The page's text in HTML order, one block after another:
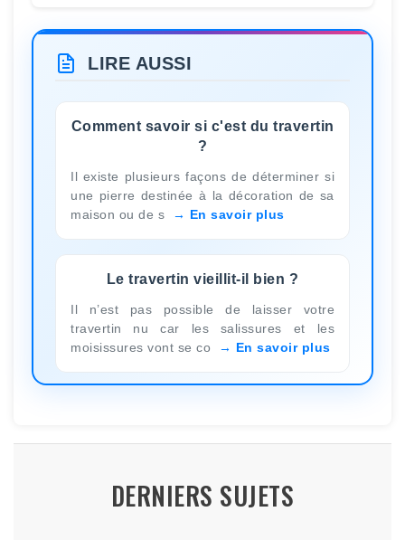
LIRE AUSSI
Comment savoir si c'est du travertin
?
Il existe plusieurs façons de déterminer si
une pierre destinée à la décoration de sa
maison ou de s
En savoir plus
Le travertin vieillit-il bien ?
Il n’est pas possible de laisser votre
travertin nu car les salissures et les
moisissures vont se co
En savoir plus
DERNIERS SUJETS